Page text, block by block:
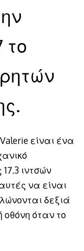
το
είναι ένα
ιντσών
να είναι
δεξιά
οθόνη όταν το